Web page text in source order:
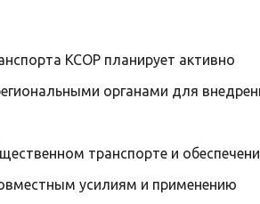
КСОР планирует активно
органами для
транспорте и
усилиям и применению